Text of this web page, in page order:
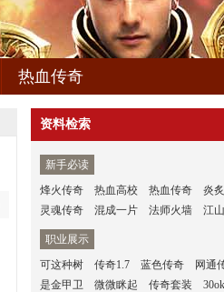
热血传奇
资料检索
新手必读
烽火传奇
热血高校 热血传奇
炎
灵魂传奇
混成一片 法师火墙 江
职业展示
可这种树
传奇1.7 蓝色传奇
网通
是金甲卫
微微眯起 传奇套装